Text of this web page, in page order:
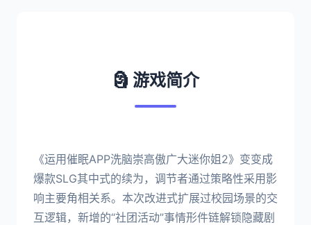
🗿 游戏简介
《运用催眠APP洗脑崇高傲广大迷你姐2》变变成
爆款SLG其中式的续为，调节者通过策略性采用影
响主要角相关系。本次改进式扩展过校园场景的交
互逻辑，新增的“社团活动”事情形件链解锁隐藏剧